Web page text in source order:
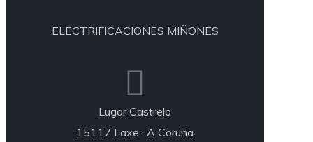
ELECTRIFICACIONES MIÑONES
Lugar Castrelo
15117 Laxe · A Coruña